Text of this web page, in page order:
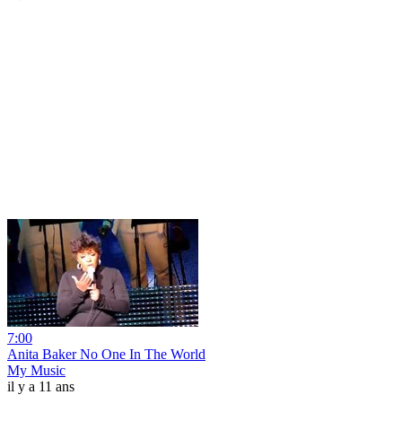
7:00
Anita Baker No One In The World
My Music
il y a 11 ans